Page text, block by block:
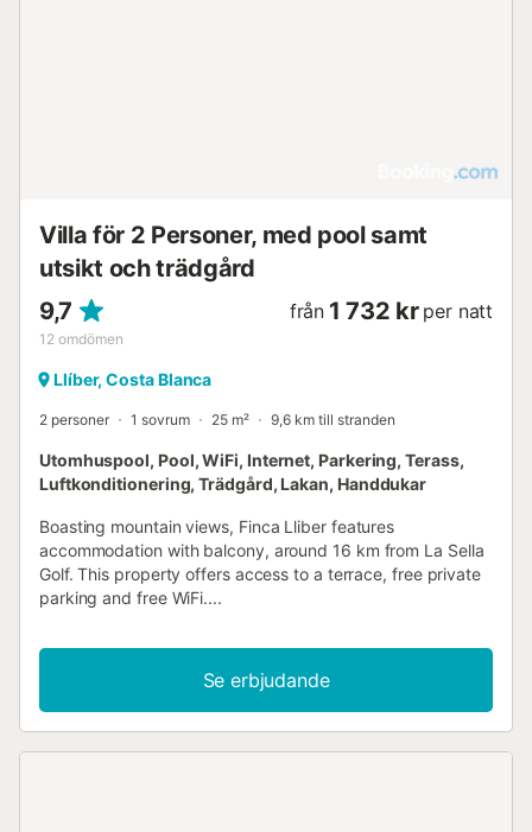
Villa för 2 Personer, med pool samt
utsikt och trädgård
9,7
12 omdömen
från 1 732 kr per natt
Llíber, Costa Blanca
2 personer 1 sovrum 25 m² 9,6 km till stranden
Utomhuspool, Pool, WiFi, Internet, Parkering, Terass,
Luftkonditionering, Trädgård, Lakan, Handdukar
Boasting mountain views, Finca Lliber features
accommodation with balcony, around 16 km from La Sella
Golf. This property offers access to a terrace, free private
parking and free WiFi....
Se erbjudande